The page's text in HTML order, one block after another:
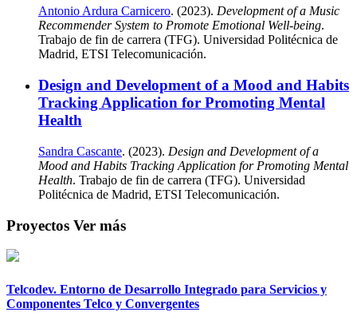
Antonio Ardura Carnicero. (2023). Development of a Music
Recommender System to Promote Emotional Well-being.
Trabajo de fin de carrera (TFG). Universidad Politécnica de
Madrid, ETSI Telecomunicación.
Design and Development of a Mood and Habits
Tracking Application for Promoting Mental
Health
Sandra Cascante. (2023). Design and Development of a
Mood and Habits Tracking Application for Promoting Mental
Health. Trabajo de fin de carrera (TFG). Universidad
Politécnica de Madrid, ETSI Telecomunicación.
Proyectos Ver más
Telcodev. Entorno de Desarrollo Integrado para Servicios y
Componentes Telco y Convergentes